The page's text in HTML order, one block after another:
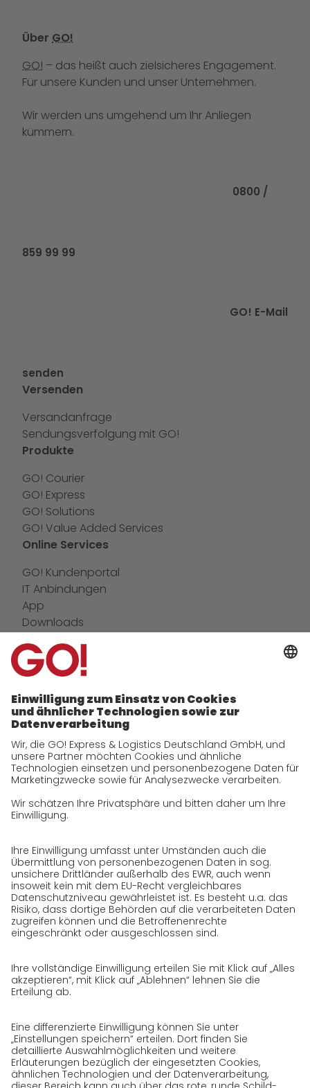
Über GO!
GO! – das heißt auch zielsicheres Engagement.
Für unsere Kunden und unser Unternehmen.
Wir werden uns umgehend um Ihr Anliegen
kümmern.
0800 /
859 99 99
GO! E-Mail
senden
Versenden
Versandanfrage
Sendungsverfolgung mit GO!
Produkte
GO! Courier
GO! Express
GO! Solutions
GO! Value Added Services
Online Services
GO! Kundenportal
IT Anbindungen
App
Downloads
Kontakt
Unternehmen
zukunftssichere Arbeitskultur bei GO!
Daten & Fakten
Historie
CSR
Qualität
Zertifizierungen
Referenzen
Auszeichnungen
Karriere
GO! als Arbeitgeber
Arbeitsbereiche
Jobs & Karriere
Initiativbewerbung bei GO!
Datenschutz
Datenschutzerklärung für Website
Datenschutzerklärung für GeschäftspartnerInnen
SendungsempfängerInnen
Datenschutzerklärung BewerberInnen
Datenschutzerklärung Webportal
Datenschutzerklärung Social Media